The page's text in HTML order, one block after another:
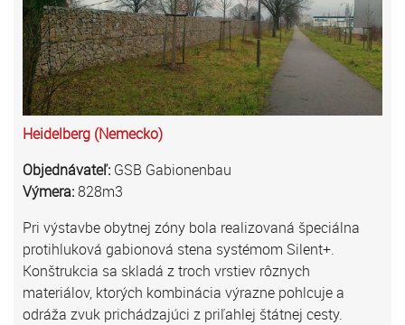
Heidelberg (Nemecko)
Objednávateľ: GSB Gabionenbau
Výmera:828m3
Pri výstavbe obytnej zóny bola realizovaná špeciálna
protihluková gabionová stena systémom Silent+.
Konštrukcia sa skladá z troch vrstiev rôznych
materiálov, ktorých kombinácia výrazne pohlcuje a
odráža zvuk prichádzajúci z priľahlej štátnej cesty.